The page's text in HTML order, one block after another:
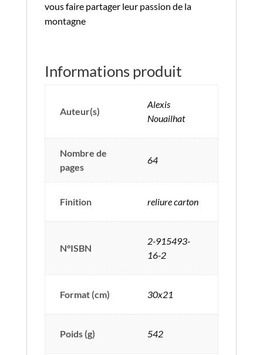
vous faire partager leur passion de la
montagne
Informations produit
Auteur(s)
Alexis
Nouailhat
Nombre de
pages
64
Finition reliure carton
N°ISBN
2-915493-
16-2
Format (cm) 30x21
Poids (g) 542